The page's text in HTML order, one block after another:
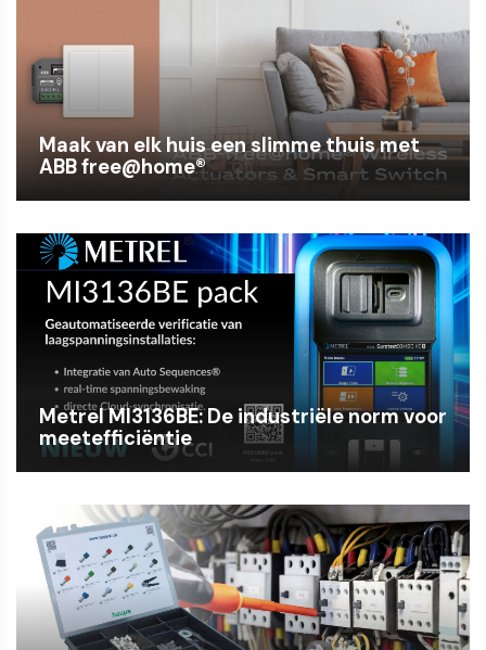
Maak van elk huis een slimme thuis met
ABB free@home®
Metrel MI3136BE: De industriële norm voor
meetefficiëntie